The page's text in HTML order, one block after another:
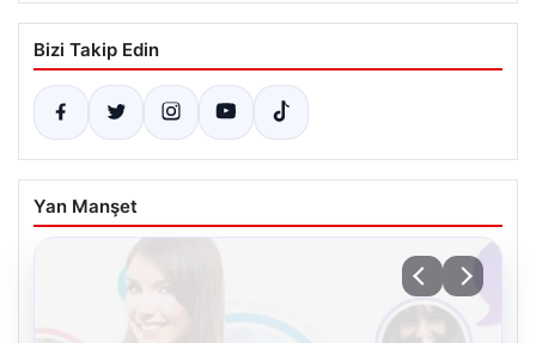
Bizi Takip Edin
Yan Manşet